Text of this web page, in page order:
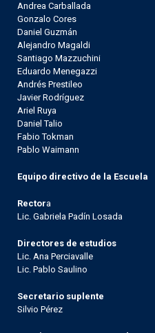
Andrea Carballada
Gonzalo Cores
Daniel Guzmán
Alejandro Magaldi
Santiago Mazzuchini
Eduardo Menegazzi
Andrés Prestileo
Javier Rodríguez
Ariel Ruya
Daniel Talio
Fabio Tokman
Pablo Waimann
Equipo directivo de la Escuela
Rectora
Lic. Gabriela Padín Losada
Directores de estudios
Lic. Ana Perciavalle
Lic. Pablo Saulino
Secretario suplente
Silvio Pérez